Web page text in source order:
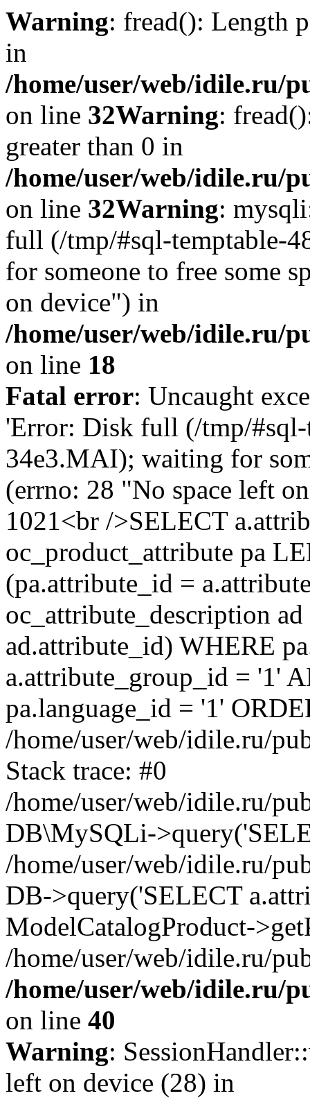
Warning: fread(): Length
in
/home/user/web/idile.ru/
on line 32Warning:
greater than 0 in
/home/user/web/idile.ru/
on line 32Warning:
full (/tmp/#sql-temptable-
for someone to free some
on device") in
/home/user/web/idile.ru/
on line 18
Fatal error: Uncaught
'Error: Disk full (/tmp/
34e3.MAI); waiting for
(errno: 28 "No space left
1021<br />SELECT
oc_product_attribute pa
(pa.attribute_id =
oc_attribute_description
ad.attribute_id) WHERE
a.attribute_group_id = '1'
pa.language_id = '1'
/home/user/web/idile.ru/
Stack trace: #0
/home/user/web/idile.ru/
DB\MySQLi-
/home/user/web/idile.ru/
DB->query('SELECT
ModelCatalogProduct-
/home/user/web/idile.ru/
/home/user/web/idile.ru/
on line 40
Warning:
left on device (28) in